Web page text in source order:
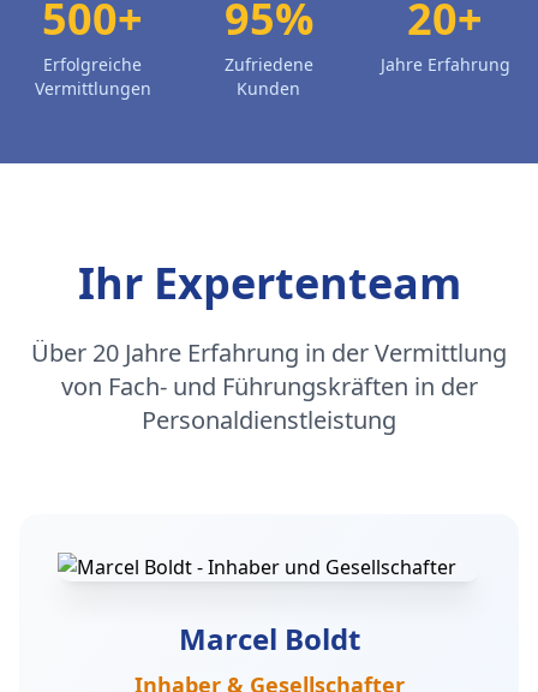
500+
Erfolgreiche
Vermittlungen
95%
Zufriedene
Kunden
20+
Jahre Erfahrung
Ihr Expertenteam
Über 20 Jahre Erfahrung in der Vermittlung
von Fach- und Führungskräften in der
Personaldienstleistung
Marcel Boldt
Inhaber & Gesellschafter